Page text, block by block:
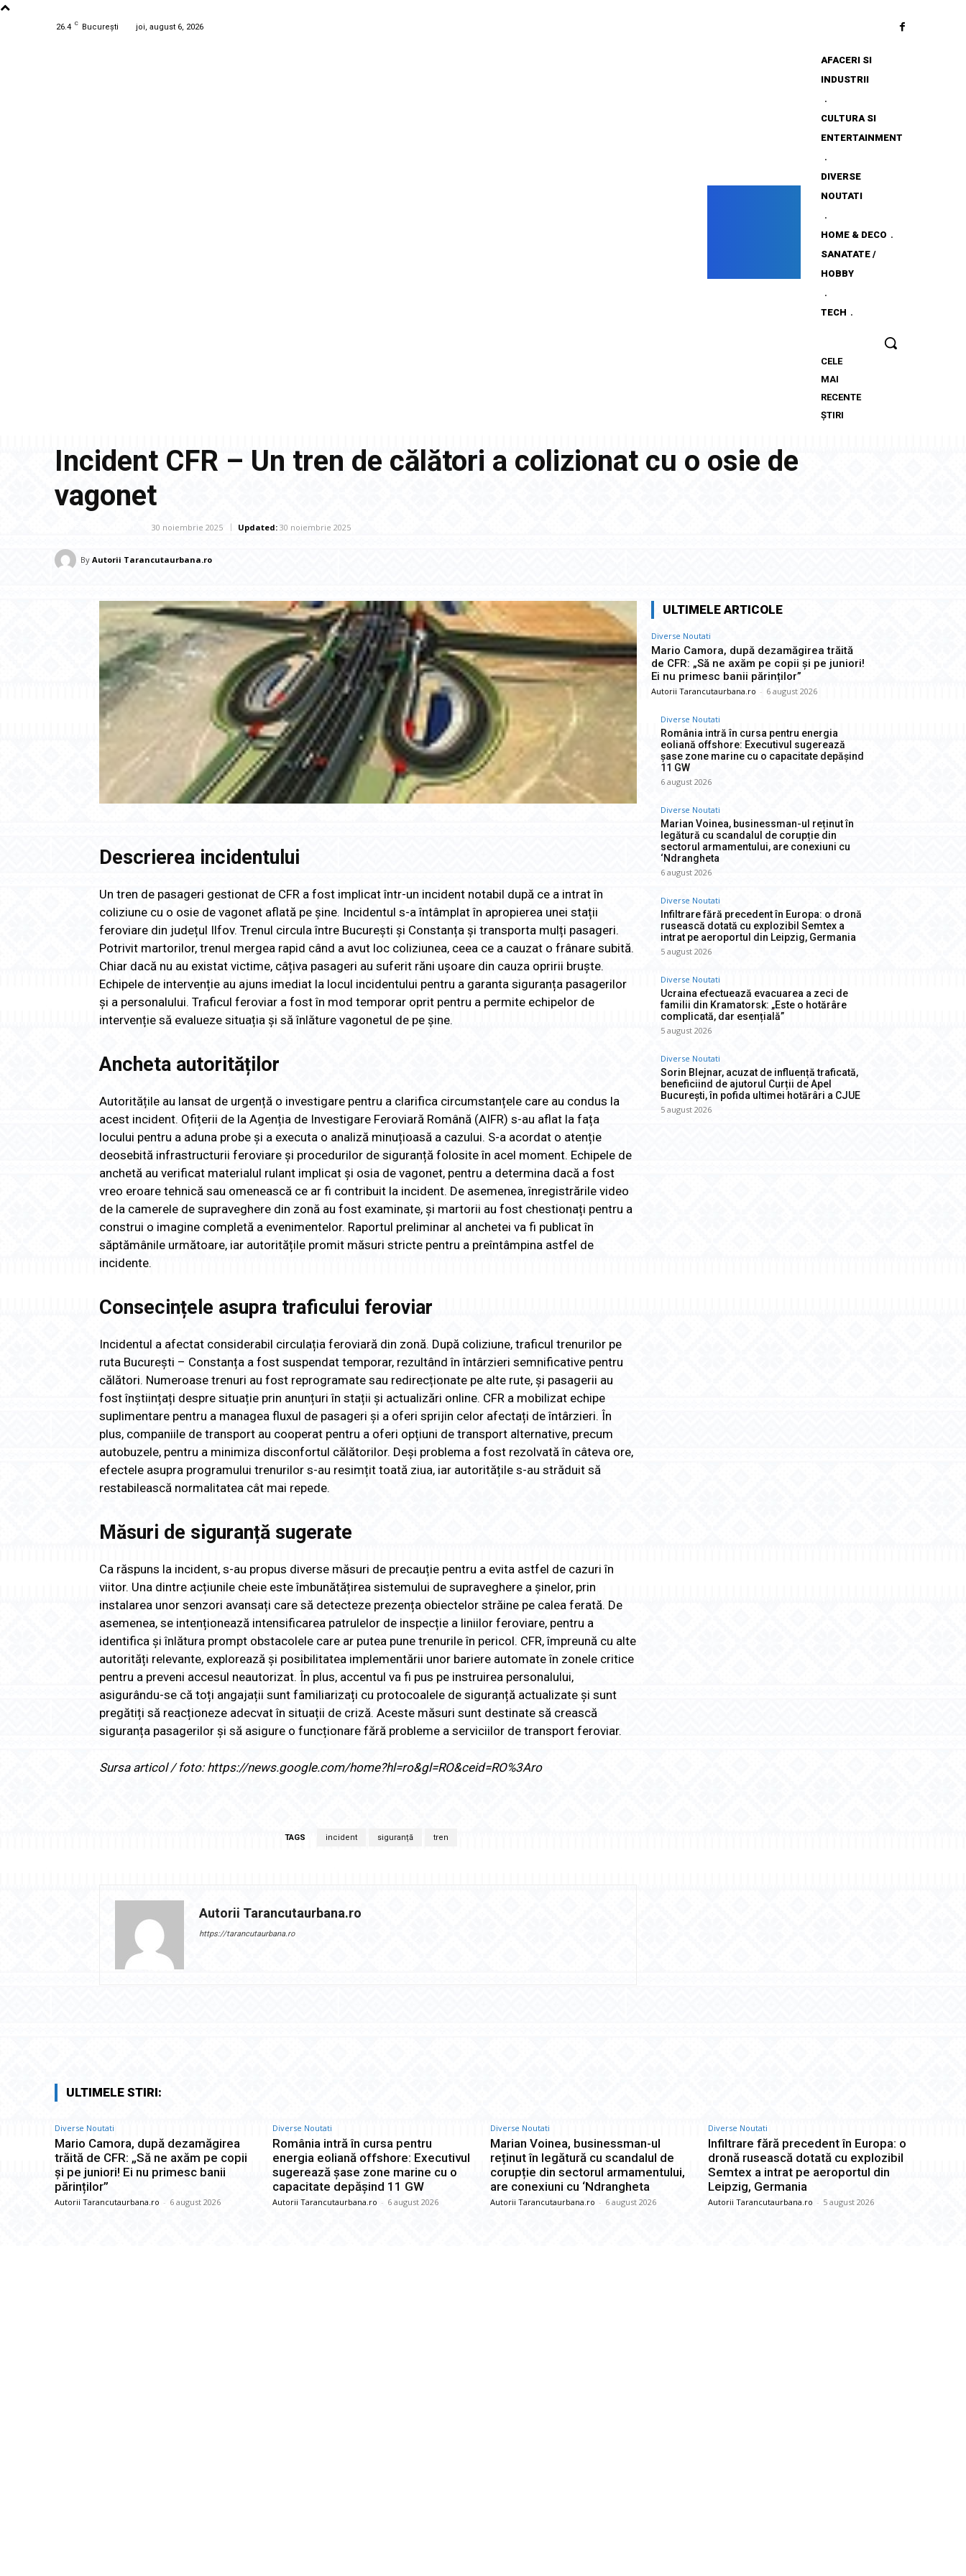
26.4 C București joi, august 6, 2026
AFACERI SI
INDUSTRII
CULTURA SI
ENTERTAINMENT
DIVERSE
NOUTATI
HOME & DECO
SANATATE /
HOBBY
TECH
CELE
MAI
RECENTE
ȘTIRI
Incident CFR – Un tren de călători a colizionat cu o osie de
vagonet
30 noiembrie 2025 Updated: 30 noiembrie 2025
By Autorii Tarancutaurbana.ro
Descrierea incidentului
Un tren de pasageri gestionat de CFR a fost implicat într-un incident notabil după ce a intrat în
coliziune cu o osie de vagonet aflată pe șine. Incidentul s-a întâmplat în apropierea unei stații
feroviare din județul Ilfov. Trenul circula între București și Constanța și transporta mulți pasageri.
Potrivit martorilor, trenul mergea rapid când a avut loc coliziunea, ceea ce a cauzat o frânare subită.
Chiar dacă nu au existat victime, câțiva pasageri au suferit răni ușoare din cauza opririi bruște.
Echipele de intervenție au ajuns imediat la locul incidentului pentru a garanta siguranța pasagerilor
și a personalului. Traficul feroviar a fost în mod temporar oprit pentru a permite echipelor de
intervenție să evalueze situația și să înlăture vagonetul de pe șine.
Ancheta autorităților
Autoritățile au lansat de urgență o investigare pentru a clarifica circumstanțele care au condus la
acest incident. Ofițerii de la Agenția de Investigare Feroviară Română (AIFR) s-au aflat la fața
locului pentru a aduna probe și a executa o analiză minuțioasă a cazului. S-a acordat o atenție
deosebită infrastructurii feroviare și procedurilor de siguranță folosite în acel moment. Echipele de
anchetă au verificat materialul rulant implicat și osia de vagonet, pentru a determina dacă a fost
vreo eroare tehnică sau omenească ce ar fi contribuit la incident. De asemenea, înregistrările video
de la camerele de supraveghere din zonă au fost examinate, și martorii au fost chestionați pentru a
construi o imagine completă a evenimentelor. Raportul preliminar al anchetei va fi publicat în
săptămânile următoare, iar autoritățile promit măsuri stricte pentru a preîntâmpina astfel de
incidente.
Consecințele asupra traficului feroviar
Incidentul a afectat considerabil circulația feroviară din zonă. După coliziune, traficul trenurilor pe
ruta București – Constanța a fost suspendat temporar, rezultând în întârzieri semnificative pentru
călători. Numeroase trenuri au fost reprogramate sau redirecționate pe alte rute, și pasagerii au
fost înștiințați despre situație prin anunțuri în stații și actualizări online. CFR a mobilizat echipe
suplimentare pentru a managea fluxul de pasageri și a oferi sprijin celor afectați de întârzieri. În
plus, companiile de transport au cooperat pentru a oferi opțiuni de transport alternative, precum
autobuzele, pentru a minimiza disconfortul călătorilor. Deși problema a fost rezolvată în câteva ore,
efectele asupra programului trenurilor s-au resimțit toată ziua, iar autoritățile s-au străduit să
restabilească normalitatea cât mai repede.
Măsuri de siguranță sugerate
Ca răspuns la incident, s-au propus diverse măsuri de precauție pentru a evita astfel de cazuri în
viitor. Una dintre acțiunile cheie este îmbunătățirea sistemului de supraveghere a șinelor, prin
instalarea unor senzori avansați care să detecteze prezența obiectelor străine pe calea ferată. De
asemenea, se intenționează intensificarea patrulelor de inspecție a liniilor feroviare, pentru a
identifica și înlătura prompt obstacolele care ar putea pune trenurile în pericol. CFR, împreună cu alte
autorități relevante, explorează și posibilitatea implementării unor bariere automate în zonele critice
pentru a preveni accesul neautorizat. În plus, accentul va fi pus pe instruirea personalului,
asigurându-se că toți angajații sunt familiarizați cu protocoalele de siguranță actualizate și sunt
pregătiți să reacționeze adecvat în situații de criză. Aceste măsuri sunt destinate să crească
siguranța pasagerilor și să asigure o funcționare fără probleme a serviciilor de transport feroviar.
Sursa articol / foto: https://news.google.com/home?hl=ro&gl=RO&ceid=RO%3Aro
TAGS incident siguranță tren
Autorii Tarancutaurbana.ro
https://tarancutaurbana.ro
ULTIMELE ARTICOLE
Diverse Noutati
Mario Camora, după dezamăgirea trăită
de CFR: „Să ne axăm pe copii și pe juniori!
Ei nu primesc banii părinților”
Autorii Tarancutaurbana.ro - 6 august 2026
Diverse Noutati
România intră în cursa pentru energia
eoliană offshore: Executivul sugerează
șase zone marine cu o capacitate depășind
11 GW
6 august 2026
Diverse Noutati
Marian Voinea, businessman-ul reținut în
legătură cu scandalul de corupție din
sectorul armamentului, are conexiuni cu
‘Ndrangheta
6 august 2026
Diverse Noutati
Infiltrare fără precedent în Europa: o dronă
rusească dotată cu explozibil Semtex a
intrat pe aeroportul din Leipzig, Germania
5 august 2026
Diverse Noutati
Ucraina efectuează evacuarea a zeci de
familii din Kramatorsk: „Este o hotărâre
complicată, dar esențială”
5 august 2026
Diverse Noutati
Sorin Blejnar, acuzat de influență traficată,
beneficiind de ajutorul Curții de Apel
București, în pofida ultimei hotărâri a CJUE
5 august 2026
ULTIMELE STIRI:
Diverse Noutati
Mario Camora, după dezamăgirea
trăită de CFR: „Să ne axăm pe copii
și pe juniori! Ei nu primesc banii
părinților”
Autorii Tarancutaurbana.ro - 6 august 2026
Diverse Noutati
România intră în cursa pentru
energia eoliană offshore: Executivul
sugerează șase zone marine cu o
capacitate depășind 11 GW
Autorii Tarancutaurbana.ro - 6 august 2026
Diverse Noutati
Marian Voinea, businessman-ul
reținut în legătură cu scandalul de
corupție din sectorul armamentului,
are conexiuni cu ‘Ndrangheta
Autorii Tarancutaurbana.ro - 6 august 2026
Diverse Noutati
Infiltrare fără precedent în Europa: o
dronă rusească dotată cu explozibil
Semtex a intrat pe aeroportul din
Leipzig, Germania
Autorii Tarancutaurbana.ro - 5 august 2026